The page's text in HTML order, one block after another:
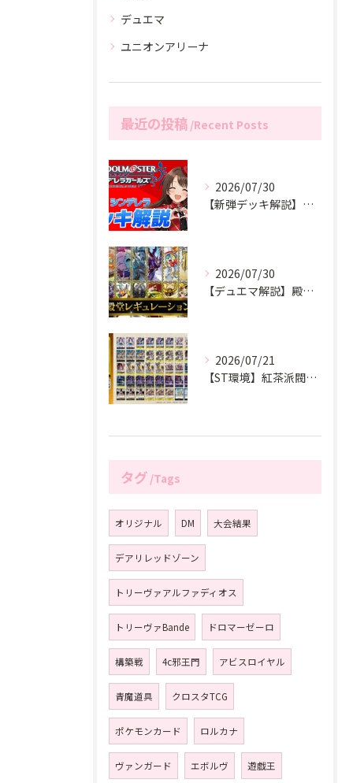
デュエマ
ユニオンアリーナ
最近の投稿 Recent Posts
2026/07/30
【新弾デッキ解説】🟥お願い！シンデレラ デレマス ユニオンアリーナ
2026/07/30
【デュエマ解説】殿堂発表後の環境解説
2026/07/21
【ST環境】紅茶派閥ナツメのST環境注目デッキリスト解説！
タグ Tags
オリジナル DM 大会結果
デアリレッドゾーン
トリーヴァアルファディオス
トリーヴァBande ドロマーゼーロ
構築戦 4c邪王門 アビスロイヤル
青魔道具 クロスタTCG
ポケモンカード ロルカナ
ヴァンガード エボルヴ 遊戯王